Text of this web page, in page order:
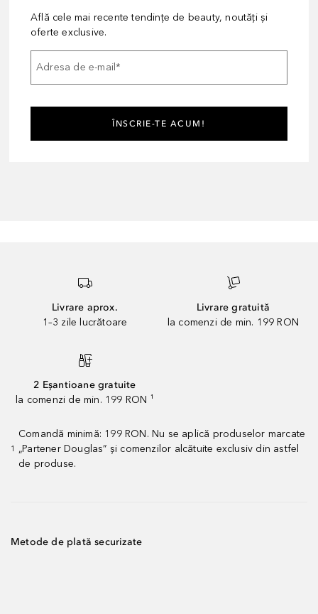
Află cele mai recente tendințe de beauty, noutăți și
oferte exclusive.
Adresa de e-mail*
ÎNSCRIE-TE ACUM!
Livrare aprox.
1–3 zile lucrătoare
Livrare gratuită
la comenzi de min. 199 RON
2 Eșantioane gratuite
la comenzi de min. 199 RON ¹
1
Comandă minimă: 199 RON. Nu se aplică produselor marcate
„Partener Douglas” și comenzilor alcătuite exclusiv din astfel
de produse.
Metode de plată securizate